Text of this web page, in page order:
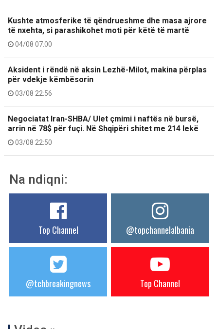
Kushte atmosferike të qëndrueshme dhe masa ajrore
të nxehta, si parashikohet moti për këtë të martë
04/08 07:00
Aksident i rëndë në aksin Lezhë-Milot, makina përplas
për vdekje këmbësorin
03/08 22:56
Negociatat Iran-SHBA/ Ulet çmimi i naftës në bursë,
arrin në 78$ për fuçi. Në Shqipëri shitet me 214 lekë
03/08 22:50
Na ndiqni:
Top Channel @topchannelalbania
@tchbreakingnews Top Channel